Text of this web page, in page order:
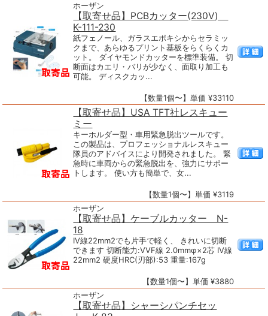
ホーザン
【取寄せ品】PCBカッター(230V)
K-111-230
紙フェノール、ガラスエポキシからセラミッ
クまで、あらゆるプリント基板をらくらくカ
ット。 ダイヤモンドカッターを標準装備。 切
断面はカエリ・バリが少なく、面取り加工も
可能。 ディスクカッ...
【数量1個〜】単価 ¥33110
【取寄せ品】USA TFT社レスキュー
ミー
キーホルダー型・車用緊急脱出ツールです。
この製品は、プロフェッショナルレスキュー
隊員のアドバイスにより開発されました。 緊
急時に車両からの緊急脱出を、強力にサポー
トします。 使い方も簡単で、女...
【数量1個〜】単価 ¥3119
ホーザン
【取寄せ品】ケーブルカッター N-
18
IV線22mm2でも片手で軽く、 きれいに切断
できます 切断能力:VVF線 2.0mmφ×2芯 IV線
22mm2 硬度HRC(刃部):53 重量:167g
【数量1個〜】単価 ¥3880
ホーザン
【取寄せ品】シャーシパンチセッ